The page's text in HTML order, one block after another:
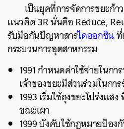
เป็นยุคที่การจัดการขยะก้า
แนวคิด 3R นั่นคือ Reduce,
รับมือกันปัญหาสารไดออกซิน
กระบวนการอุตสาหกรรม
1991 กำหนดค่าใช้จ่ายในก
เจ้าของขยะมีส่วนร่วมในกา
1993 เริ่มใช้ถุงขยะโปร่งแส
ขณะเผา
1999 บังคับใช้กฎหมายป้อง